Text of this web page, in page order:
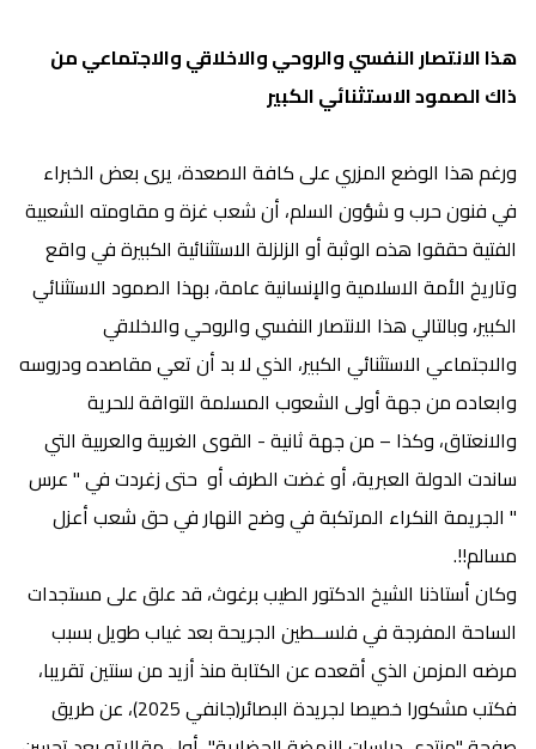
هذا الانتصار النفسي والروحي والاخلاقي والاجتماعي من
ذاك الصمود الاستثنائي الكبير
ورغم هذا الوضع المزري على كافة الاصعدة، يرى بعض الخبراء
في فنون حرب و شؤون السلم، أن شعب غزة و مقاومته الشعبية
الفتية حققوا هذه الوثبة أو الزلزلة الاستثنائية الكبيرة في واقع
وتاريخ الأمة الاسلامية والإنسانية عامة، بهذا الصمود الاستثنائي
الكبير، وبالتالي هذا الانتصار النفسي والروحي والاخلاقي
والاجتماعي الاستثنائي الكبير، الذي لا بد أن تعي مقاصده ودروسه
وابعاده من جهة أولى الشعوب المسلمة التواقة للحرية
والانعتاق، وكذا – من جهة ثانية - القوى الغربية والعربية التي
ساندت الدولة العبرية، أو غضت الطرف أو حتى زغردت في " عرس
" الجريمة النكراء المرتكبة في وضح النهار في حق شعب أعزل
مسالم!!.
وكان أستاذنا الشيخ الدكتور الطيب برغوث، قد علق على مستجدات
الساحة المفرجة في فلســطين الجريحة بعد غياب طويل بسبب
مرضه المزمن الذي أقعده عن الكتابة منذ أزيد من سنتين تقريبا،
فكتب مشكورا خصيصا لجريدة البصائر(جانفي 2025)، عن طريق